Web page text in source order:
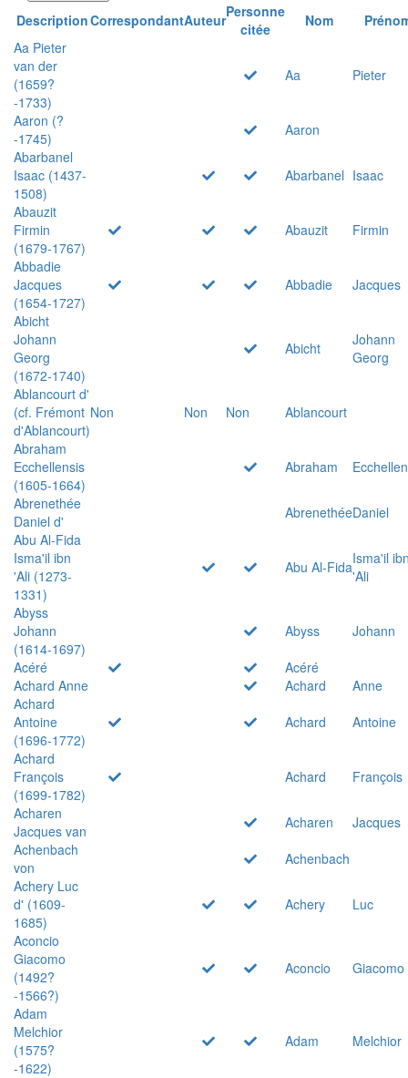
DescriptionCorrespondantAuteurPersonne
citée
Nom
Aa Pieter
van der
(1659?
-1733)
Aa Pieter
Aaron (?
-1745)
Aaron
Abarbanel
Isaac (1437-
1508)
Abarbanel Isaac
Abauzit
Firmin
(1679-1767)
Abauzit
Firmin
Abbadie
Jacques
(1654-1727)
Abbadie
Jacques
Abicht
Johann
Georg
(1672-1740)
Abicht
Johann
Georg
Ablancourt d'
(cf. Frémont
d'Ablancourt)
Non Non Non
Ablancourt
Abraham
Ecchellensis
(1605-1664)
Abraham
Abrenethée
Daniel d'
AbrenethéeDaniel
Abu Al-Fida
Isma'il ibn
'Ali (1273-
1331)
Abu Al-FidaIsma'il
'Ali
Abyss
Johann
(1614-1697)
Abyss
Johann
Acéré
Acéré
Achard Anne
Achard
Anne
Achard
Antoine
(1696-1772)
Achard
Antoine
Achard
François
(1699-1782)
Achard
François
Acharen
Jacques van
Acharen
Jacques
Achenbach
von
Achenbach
Achery Luc
d' (1609-
1685)
Achery
Luc
Aconcio
Giacomo
(1492?
-1566?)
Aconcio Giacomo
Adam
Melchior
(1575?
-1622)
Adam Melchior